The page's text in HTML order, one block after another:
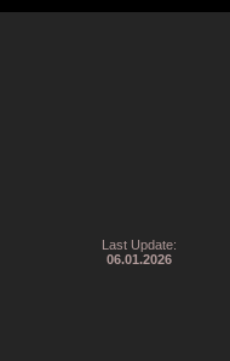
Last Update:
06.01.2026